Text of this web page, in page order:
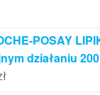
POSAY
działaniu